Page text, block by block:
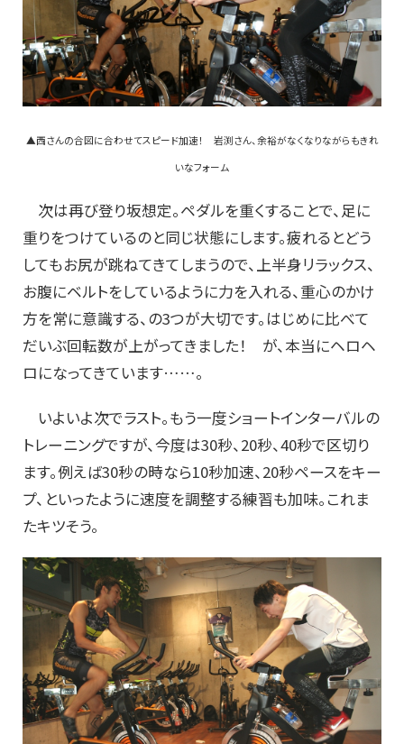
▲西さんの合図に合わせてスピード加速！ 岩渕さん、余裕がなくなりながらもきれ
いなフォーム
次は再び登り坂想定。ペダルを重くすることで、足に
重りをつけているのと同じ状態にします。疲れるとどう
してもお尻が跳ねてきてしまうので、上半身リラックス、
お腹にベルトをしているように力を入れる、重心のかけ
方を常に意識する、の3つが大切です。はじめに比べて
だいぶ回転数が上がってきました！ が、本当にヘロヘ
ロになってきています……。
いよいよ次でラスト。もう一度ショートインターバルの
トレーニングですが、今度は30秒、20秒、40秒で区切り
ます。例えば30秒の時なら10秒加速、20秒ペースをキー
プ、といったように速度を調整する練習も加味。これま
たキツそう。